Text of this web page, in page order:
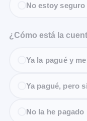
No estoy seguro
¿Cómo está la
Ya la pagué y
Ya pagué, pero
No la he pagado